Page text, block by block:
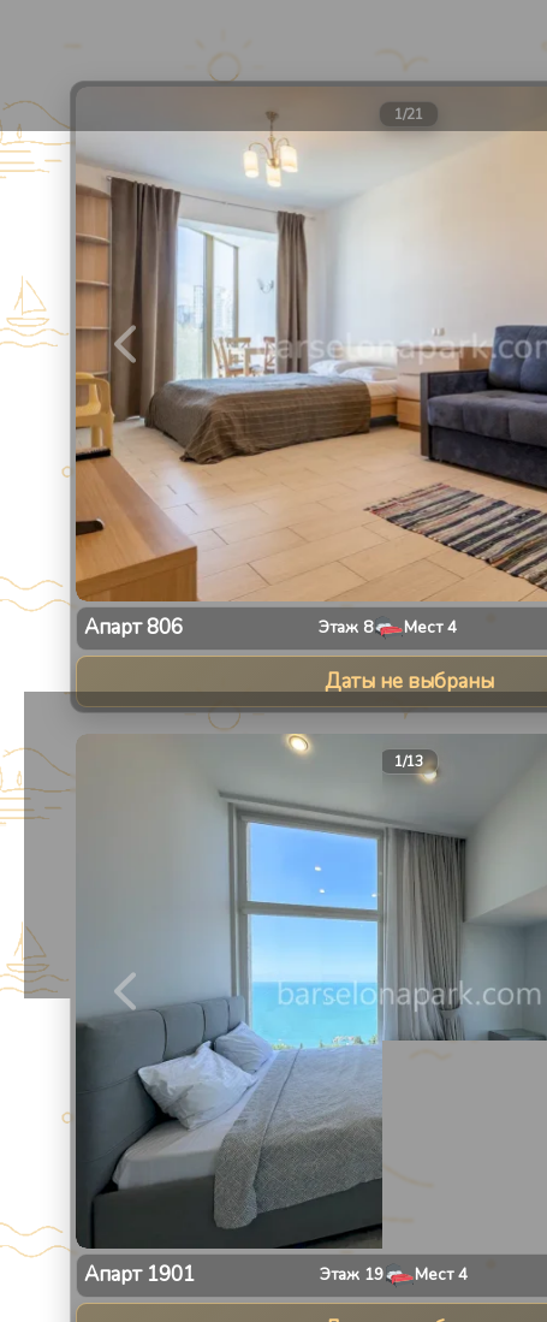
1/21
Апарт806 Этаж 8 Мест4
Даты не выбраны
1/13
Апарт 1901 Этаж 19 Мест4